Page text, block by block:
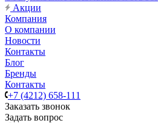
Акции
Компания
О компании
Новости
Контакты
Блог
Бренды
Контакты
+7 (4212) 658-111
Заказать звонок
Задать вопрос